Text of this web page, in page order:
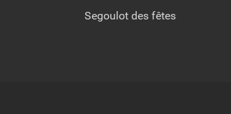
Segoulot des fêtes